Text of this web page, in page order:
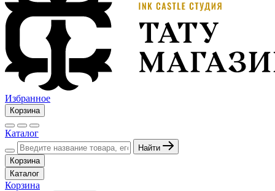
Избранное
Корзина
Каталог
Найти
Корзина
Каталог
Корзина